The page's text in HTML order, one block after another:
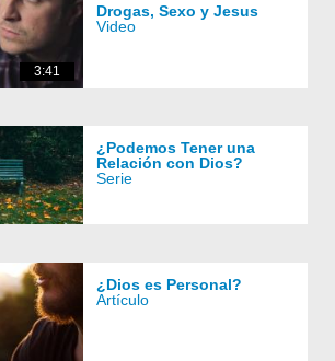
3:41
Drogas, Sexo y Jesus
Video
¿Podemos Tener una
Relación con Dios?
Serie
¿Dios es Personal?
Artículo